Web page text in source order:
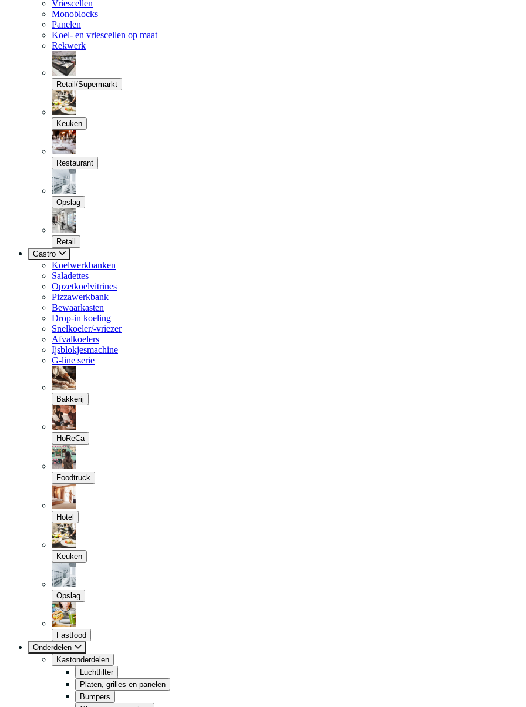
Vriescellen
Monoblocks
Panelen
Koel- en vriescellen op maat
Rekwerk
Retail/Supermarkt
Keuken
Restaurant
Opslag
Retail
Gastro
Koelwerkbanken
Saladettes
Opzetkoelvitrines
Pizzawerkbank
Bewaarkasten
Drop-in koeling
Snelkoeler/-vriezer
Afvalkoelers
Ijsblokjesmachine
G-line serie
Bakkerij
HoReCa
Foodtruck
Hotel
Keuken
Opslag
Fastfood
Onderdelen
Kastonderdelen
Luchtfilter
Platen, grilles en panelen
Bumpers